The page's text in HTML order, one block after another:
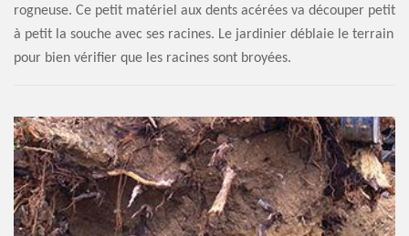
rogneuse. Ce petit matériel aux dents acérées va découper petit
à petit la souche avec ses racines. Le jardinier déblaie le terrain
pour bien vérifier que les racines sont broyées.